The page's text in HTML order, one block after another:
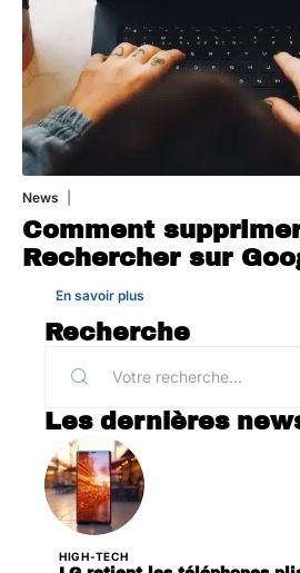
News
Comment
Rechercher sur
En savoir plus
Recherche
Les dernières
HIGH-TECH